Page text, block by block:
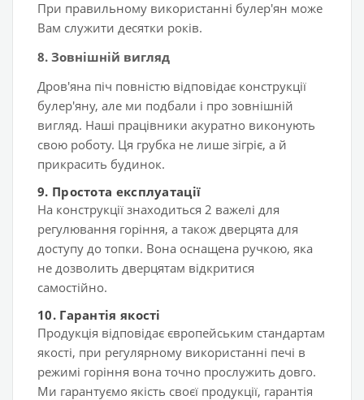
При правильному використанні булер'ян може
Вам служити десятки років.
8. Зовнішній вигляд
Дров'яна піч повністю відповідає конструкції
булер'яну, але ми подбали і про зовнішній
вигляд. Наші працівники акуратно виконують
свою роботу. Ця грубка не лише зігріє, а й
прикрасить будинок.
9. Простота експлуатації
На конструкції знаходиться 2 важелі для
регулювання горіння, а також дверцята для
доступу до топки. Вона оснащена ручкою, яка
не дозволить дверцятам відкритися
самостійно.
10. Гарантія якості
Продукція відповідає європейським стандартам
якості, при регулярному використанні печі в
режимі горіння вона точно прослужить довго.
Ми гарантуємо якість своєї продукції, гарантія